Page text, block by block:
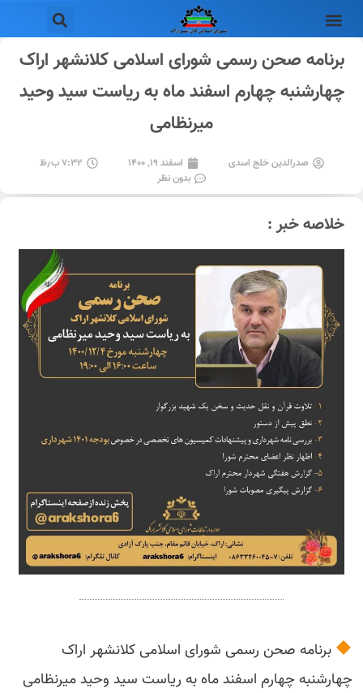
برنامه صحن رسمی شورای اسلامی کلانشهر اراک
چهارشنبه چهارم اسفند ماه به ریاست سید وحید
میرنظامی
صدرالدین خلج اسدی اسفند ۱۹, ۱۴۰۰
۷:۳۲ ب٫ظ
بدون نظر
خلاصه خبر :
برنامه صحن رسمی شورای اسلامی کلانشهر اراک
چهارشنبه چهارم اسفند ماه به ریاست سید وحید میرنظامی